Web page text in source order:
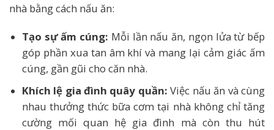
nhà bằng cách nấu ăn:
Tạo sự ấm cúng: Mỗi lần nấu ăn, ngọn lửa từ bếp
góp phần xua tan âm khí và mang lại cảm giác ấm
cúng, gần gũi cho căn nhà.
Khích lệ gia đình quây quần: Việc nấu ăn và cùng
nhau thưởng thức bữa cơm tại nhà không chỉ tăng
cường mối quan hệ gia đình mà còn thu hút